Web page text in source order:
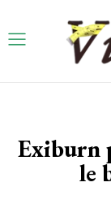
Exiburn
le